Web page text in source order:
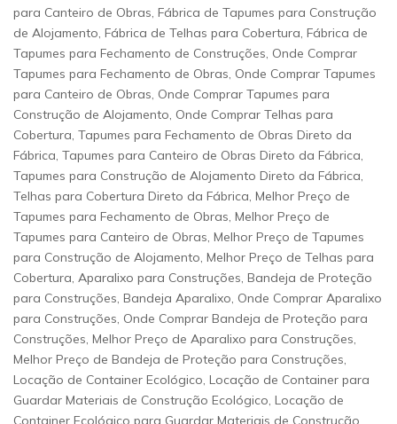
para Canteiro de Obras, Fábrica de Tapumes para Construção
de Alojamento, Fábrica de Telhas para Cobertura, Fábrica de
Tapumes para Fechamento de Construções, Onde Comprar
Tapumes para Fechamento de Obras, Onde Comprar Tapumes
para Canteiro de Obras, Onde Comprar Tapumes para
Construção de Alojamento, Onde Comprar Telhas para
Cobertura, Tapumes para Fechamento de Obras Direto da
Fábrica, Tapumes para Canteiro de Obras Direto da Fábrica,
Tapumes para Construção de Alojamento Direto da Fábrica,
Telhas para Cobertura Direto da Fábrica, Melhor Preço de
Tapumes para Fechamento de Obras, Melhor Preço de
Tapumes para Canteiro de Obras, Melhor Preço de Tapumes
para Construção de Alojamento, Melhor Preço de Telhas para
Cobertura, Aparalixo para Construções, Bandeja de Proteção
para Construções, Bandeja Aparalixo, Onde Comprar Aparalixo
para Construções, Onde Comprar Bandeja de Proteção para
Construções, Melhor Preço de Aparalixo para Construções,
Melhor Preço de Bandeja de Proteção para Construções,
Locação de Container Ecológico, Locação de Container para
Guardar Materiais de Construção Ecológico, Locação de
Container Ecológico para Guardar Materiais de Construção,